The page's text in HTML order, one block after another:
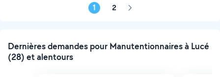
1 2 Page
Dernières demandes pour Manutentionnaires à Lucé
(28) et alentours